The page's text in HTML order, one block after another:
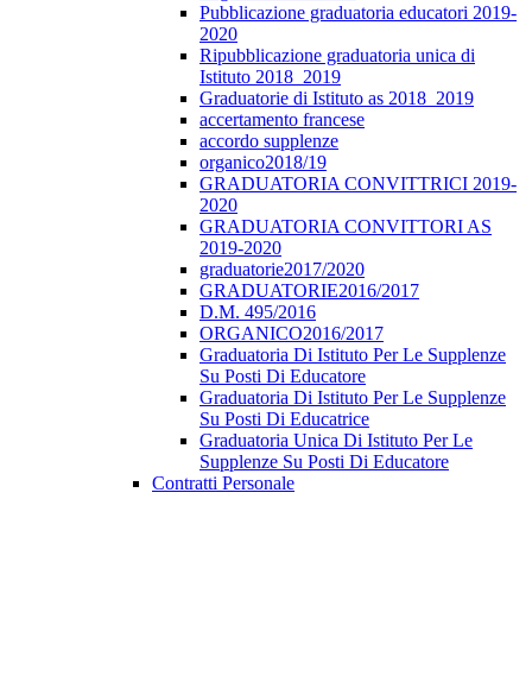
Pubblicazione graduatoria educatori 2019-
2020
Ripubblicazione graduatoria unica di
Istituto 2018_2019
Graduatorie di Istituto as 2018_2019
accertamento francese
accordo supplenze
organico2018/19
GRADUATORIA CONVITTRICI 2019-
2020
GRADUATORIA CONVITTORI AS
2019-2020
graduatorie2017/2020
GRADUATORIE2016/2017
D.M. 495/2016
ORGANICO2016/2017
Graduatoria Di Istituto Per Le Supplenze
Su Posti Di Educatore
Graduatoria Di Istituto Per Le Supplenze
Su Posti Di Educatrice
Graduatoria Unica Di Istituto Per Le
Supplenze Su Posti Di Educatore
Contratti Personale